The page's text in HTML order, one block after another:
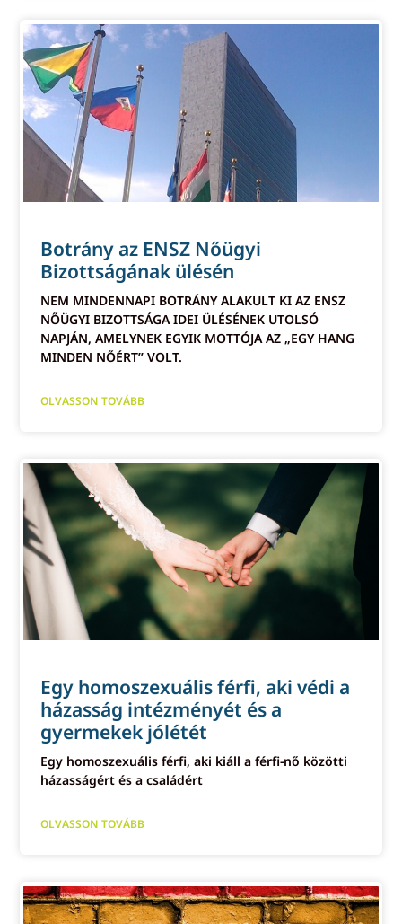
Botrány az ENSZ Nőügyi
Bizottságának ülésén
NEM MINDENNAPI BOTRÁNY ALAKULT KI AZ ENSZ
NŐÜGYI BIZOTTSÁGA IDEI ÜLÉSÉNEK UTOLSÓ
NAPJÁN, AMELYNEK EGYIK MOTTÓJA AZ „EGY HANG
MINDEN NŐÉRT” VOLT.
OLVASSON TOVÁBB
Egy homoszexuális férfi, aki védi a
házasság intézményét és a
gyermekek jólétét
Egy homoszexuális férfi, aki kiáll a férfi-nő közötti
házasságért és a családért
OLVASSON TOVÁBB